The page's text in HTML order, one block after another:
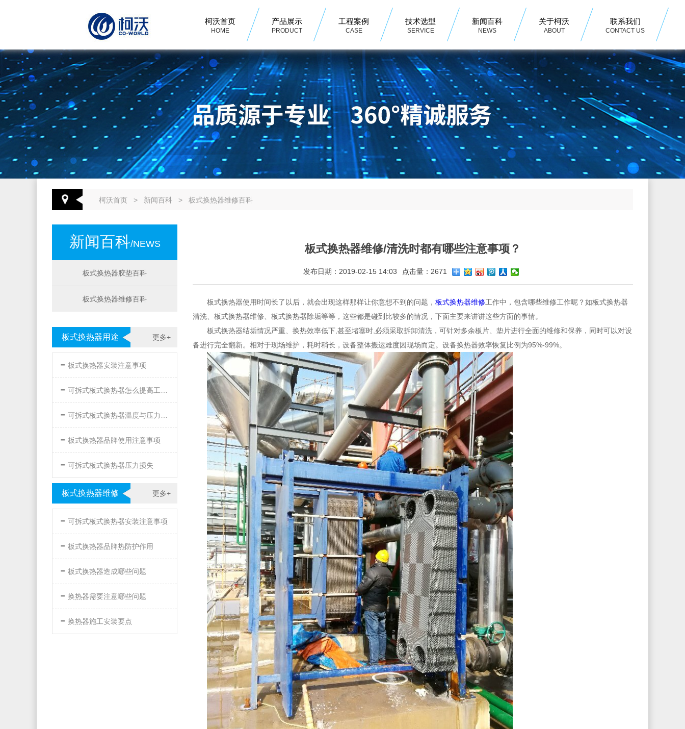
柯沃首页
HOME
产品展示
PRODUCT
工程案例
CASE
技术选型
SERVICE
新闻百科
NEWS
关于柯沃
ABOUT
联系我们
CONTACT US
柯沃首页 > 新闻百科 > 板式换热器维修百科
新闻百科/NEWS
板式换热器胶垫百科
板式换热器维修百科
更多+
板式换热器用途
- 板式换热器安装注意事项
- 可拆式板式换热器怎么提高工作效率
- 可拆式板式换热器温度与压力的要求
- 板式换热器品牌使用注意事项
- 可拆式板式换热器压力损失
更多+
板式换热器维修
- 可拆式板式换热器安装注意事项
- 板式换热器品牌热防护作用
- 板式换热器造成哪些问题
- 换热器需要注意哪些问题
- 换热器施工安装要点
板式换热器维修/清洗时都有哪些注意事项？
发布日期：2019-02-15 14:03 点击量：2671
板式换热器使用时间长了以后，就会出现这样那样让你意想不到的问题， 板式换热器维修工作中，包含哪些维修工作呢？如板式换热器
清洗、板式换热器维修、板式换热器除垢等等，这些都是碰到比较多的情况，下面主要来讲讲这些方面的事情。
板式换热器结垢情况严重、换热效率低下,甚至堵塞时,必须采取拆卸清洗，可针对多余板片、垫片进行全面的维修和保养，同时可以对设
备进行完全翻新。相对于现场维护，耗时稍长，设备整体搬运难度因现场而定。设备换热器效率恢复比例为95%-99%。